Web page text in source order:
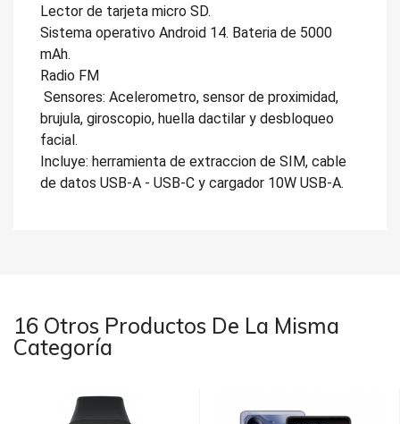
Lector de tarjeta micro SD.
Sistema operativo Android 14. Bateria de 5000
mAh.
Radio FM
Sensores: Acelerometro, sensor de proximidad,
brujula, giroscopio, huella dactilar y desbloqueo
facial.
Incluye: herramienta de extraccion de SIM, cable
de datos USB-A - USB-C y cargador 10W USB-A.
16 Otros Productos De La Misma
Categoría